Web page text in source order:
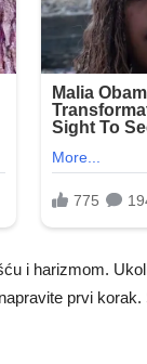
i harizmom.
prvi